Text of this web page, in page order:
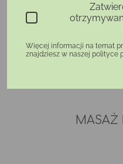
85,98 zł
Dodaj do koszyka
MASAŻ
Więcej informacji na temat
znajdziesz w naszej polityce